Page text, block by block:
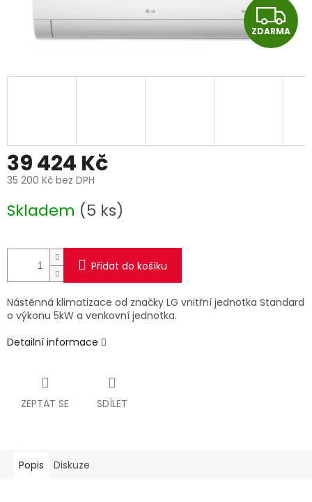
Z
D
A
ZDARMA
39 424 Kč
35 200 Kč bez DPH
cena:
Skladem (5 ks)
Přidat do košíku
Nástěnná klimatizace od značky LG vnitřní jednotka Standard
o výkonu 5kW a venkovní jednotka.
Detailní informace
ZEPTAT SE SDÍLET
Popis Diskuze